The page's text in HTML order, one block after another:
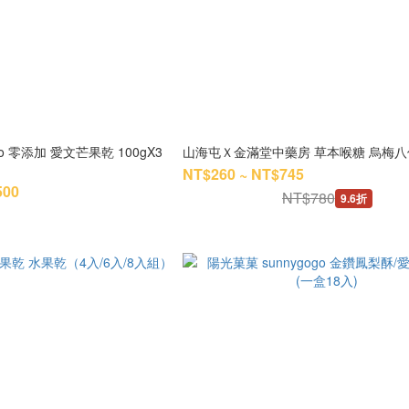
零添加 愛文芒果乾 100gX3 山海屯Ｘ金滿堂中藥房 草本喉糖 烏梅
NT$260 ~ NT$745
NT$780 9.6折